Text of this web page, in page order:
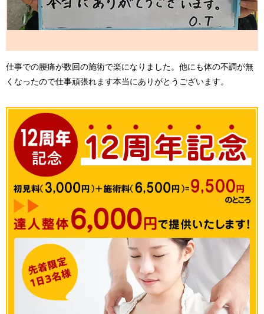
仕事での腰痛が数回の施術で楽になりました。他にも体の不調が無
くなったので仕事頑張れます本当にありがとうございます。